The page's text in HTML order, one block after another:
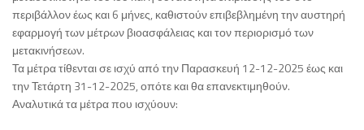
περιβάλλον έως και 6 μήνες, καθιστούν επιβεβλημένη την αυστηρή
εφαρμογή των μέτρων βιοασφάλειας και τον περιορισμό των
μετακινήσεων.
Τα μέτρα τίθενται σε ισχύ από την Παρασκευή 12-12-2025 έως και
την Τετάρτη 31-12-2025, οπότε και θα επανεκτιμηθούν.
Αναλυτικά τα μέτρα που ισχύουν: